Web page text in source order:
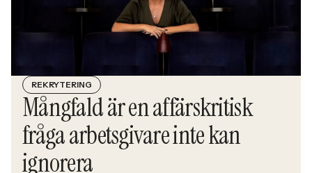
REKRYTERING
Mångfald är en affärskritisk
fråga arbetsgivare inte kan
ignorera